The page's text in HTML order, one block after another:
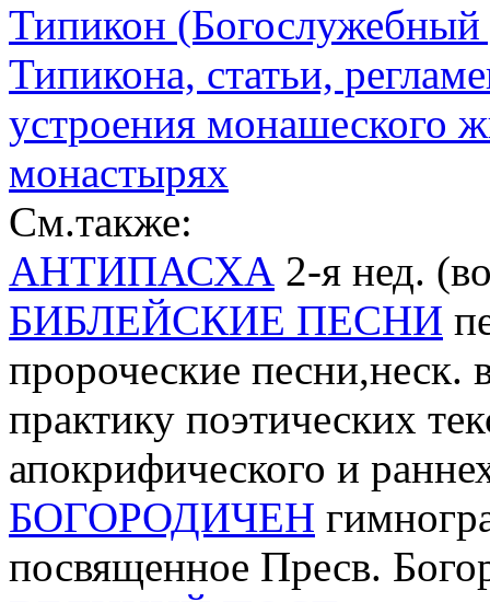
Типикон (Богослужебный
Типикона, статьи,
устроения монашеского
монастырях
См.также:
АНТИПАСХА 2-я нед.
БИБЛЕЙСКИЕ ПЕСНИ
пророческие
практику поэтических
апокрифического и
БОГОРОДИЧЕН
посвященное Пресв.